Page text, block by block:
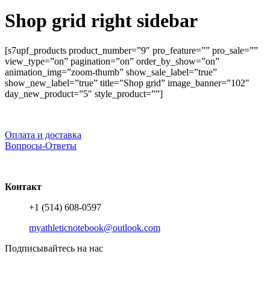
Shop grid right sidebar
[s7upf_products product_number=”9″ pro_feature=”” pro_sale=””
view_type=”on” pagination=”on” order_by_show=”on”
animation_img=”zoom-thumb” show_sale_label=”true”
show_new_label=”true” title=”Shop grid” image_banner=”102″
day_new_product=”5″ style_product=””]
Оплата и доставка
Вопросы-Ответы
Контакт
+1 (514) 608-0597
myathleticnotebook@outlook.com
Подписывайтесь на нас